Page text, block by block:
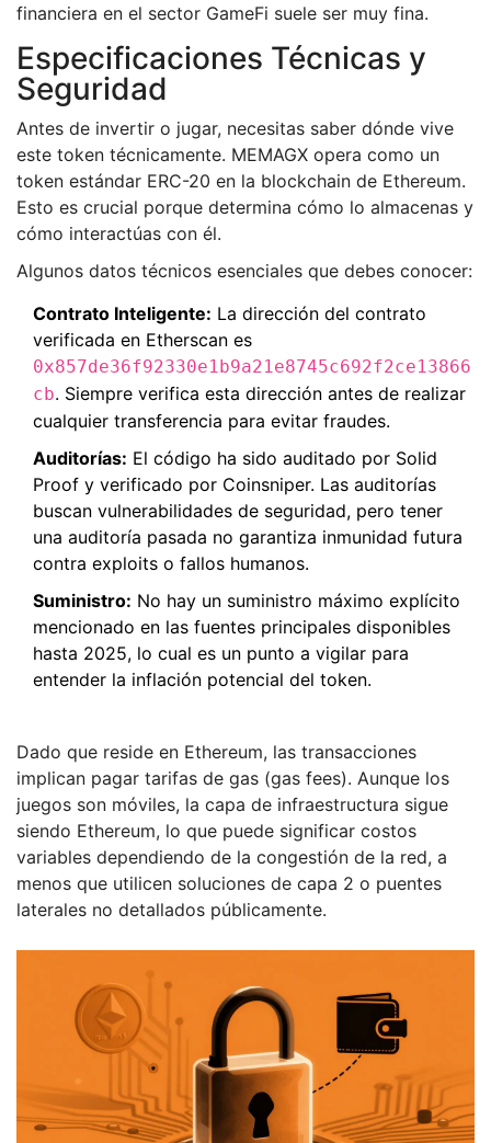
financiera en el sector GameFi suele ser muy fina.
Especificaciones Técnicas y
Seguridad
Antes de invertir o jugar, necesitas saber dónde vive
este token técnicamente. MEMAGX opera como un
token estándar ERC-20 en la blockchain de Ethereum.
Esto es crucial porque determina cómo lo almacenas y
cómo interactúas con él.
Algunos datos técnicos esenciales que debes conocer:
Contrato Inteligente: La dirección del contrato
verificada en Etherscan es
0x857de36f92330e1b9a21e8745c692f2ce13866
cb. Siempre verifica esta dirección antes de realizar
cualquier transferencia para evitar fraudes.
Auditorías: El código ha sido auditado por Solid
Proof y verificado por Coinsniper. Las auditorías
buscan vulnerabilidades de seguridad, pero tener
una auditoría pasada no garantiza inmunidad futura
contra exploits o fallos humanos.
Suministro: No hay un suministro máximo explícito
mencionado en las fuentes principales disponibles
hasta 2025, lo cual es un punto a vigilar para
entender la inflación potencial del token.
Dado que reside en Ethereum, las transacciones
implican pagar tarifas de gas (gas fees). Aunque los
juegos son móviles, la capa de infraestructura sigue
siendo Ethereum, lo que puede significar costos
variables dependiendo de la congestión de la red, a
menos que utilicen soluciones de capa 2 o puentes
laterales no detallados públicamente.